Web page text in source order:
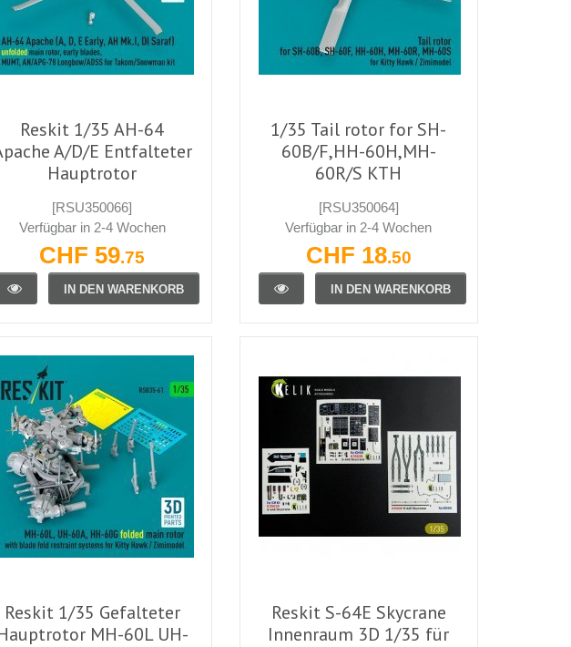
Reskit 1/35 AH-64
A/D/E Entfalteter
Hauptrotor
[RSU350066]
Verfügbar in 2-4 Wochen
CHF 59.75
IN DEN WARENKORB
1/35 Tail rotor for SH-
60B/F,HH-60H,MH-
60R/S KTH
[RSU350064]
Verfügbar in 2-4 Wochen
CHF 18.50
IN DEN WARENKORB
Reskit 1/35 Gefalteter
MH-60L UH-
Reskit S-64E Skycrane
Innenraum 3D 1/35 für